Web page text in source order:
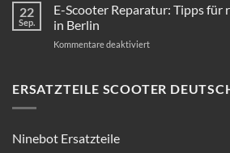
22
Sep.
E-Scooter Reparatur: Tipps für
in Berlin
Kommentare deaktiviertfür
Reparatur:
ERSATZTEILE SCOOTER
Ninebot Ersatzteile